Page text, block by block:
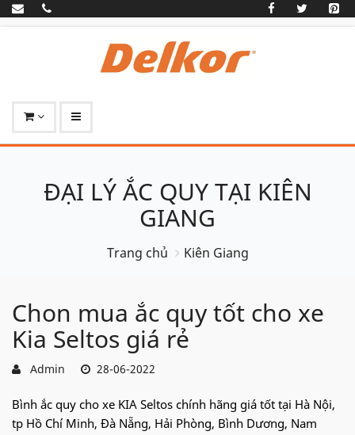
ĐẠI LÝ ẮC QUY TẠI KIÊN
GIANG
Trang chủ Kiên Giang
Chon mua ắc quy tốt cho xe
Kia Seltos giá rẻ
Admin 28-06-2022
Bình ắc quy cho xe KIA Seltos chính hãng giá tốt tại Hà Nội,
tp Hồ Chí Minh, Đà Nẵng, Hải Phòng, Bình Dương, Nam